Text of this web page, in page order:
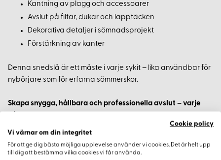
Kantning av plagg och accessoarer
Avslut på filtar, dukar och lapptäcken
Dekorativa detaljer i sömnadsprojekt
Förstärkning av kanter
Denna snedslå är ett måste i varje sykit – lika användbar för
nybörjare som för erfarna sömmerskor.
Skapa snygga, hållbara och professionella avslut – varje
Cookie policy
Vi värnar om din integritet
För att ge dig bästa möjliga upplevelse använder vi cookies. Det är helt upp
till dig att bestämma vilka cookies vi får använda.